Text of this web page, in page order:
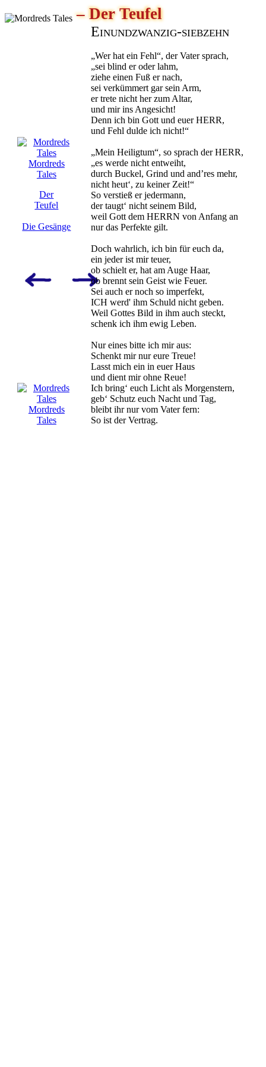
Mordreds
Tales
– Der Teufel
Mordreds
Tales
Der
Teufel
Die Gesänge
Einundzwanzig-siebzehn
„Wer hat ein Fehl“, der Vater sprach,
„sei blind er oder lahm,
ziehe einen Fuß er nach,
sei verkümmert gar sein Arm,
er trete nicht her zum Altar,
und mir ins Angesicht!
Denn ich bin Gott und euer HERR,
und Fehl dulde ich nicht!“
„Mein Heiligtum“, so sprach der HERR,
„es werde nicht entweiht,
durch Buckel, Grind und and’res mehr,
nicht heut‘, zu keiner Zeit!“
So verstieß er jedermann,
der taugt‘ nicht seinem Bild,
weil Gott dem HERRN von Anfang an
nur das Perfekte gilt.
Doch wahrlich, ich bin für euch da,
ein jeder ist mir teuer,
ob schielt er, hat am Auge Haar,
ob brennt sein Geist wie Feuer.
Sei auch er noch so imperfekt,
ICH werd' ihm Schuld nicht geben.
Weil Gottes Bild in ihm auch steckt,
schenk ich ihm ewig Leben.
Nur eines bitte ich mir aus:
Schenkt mir nur eure Treue!
Lasst mich ein in euer Haus
und dient mir ohne Reue!
Ich bring‘ euch Licht als Morgenstern,
geb‘ Schutz euch Nacht und Tag,
bleibt ihr nur vom Vater fern:
So ist der Vertrag.